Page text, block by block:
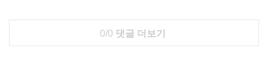
0/0 댓글 더보기